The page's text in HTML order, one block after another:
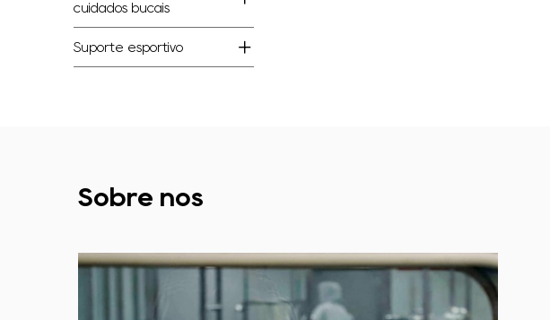
cuidados bucais
Suporte esportivo
Sobre nós